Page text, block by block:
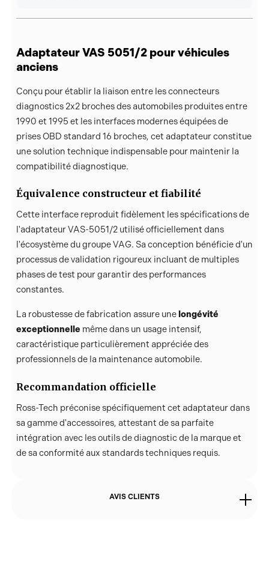
Adaptateur VAS 5051/2 pour véhicules
anciens
Conçu pour établir la liaison entre les connecteurs
diagnostics 2x2 broches des automobiles produites entre
1990 et 1995 et les interfaces modernes équipées de
prises OBD standard 16 broches, cet adaptateur constitue
une solution technique indispensable pour maintenir la
compatibilité diagnostique.
Équivalence constructeur et fiabilité
Cette interface reproduit fidèlement les spécifications de
l'adaptateur VAS-5051/2 utilisé officiellement dans
l'écosystème du groupe VAG. Sa conception bénéficie d'un
processus de validation rigoureux incluant de multiples
phases de test pour garantir des performances
constantes.
La robustesse de fabrication assure une longévité
exceptionnelle même dans un usage intensif,
caractéristique particulièrement appréciée des
professionnels de la maintenance automobile.
Recommandation officielle
Ross-Tech préconise spécifiquement cet adaptateur dans
sa gamme d'accessoires, attestant de sa parfaite
intégration avec les outils de diagnostic de la marque et
de sa conformité aux standards techniques requis.
AVIS CLIENTS